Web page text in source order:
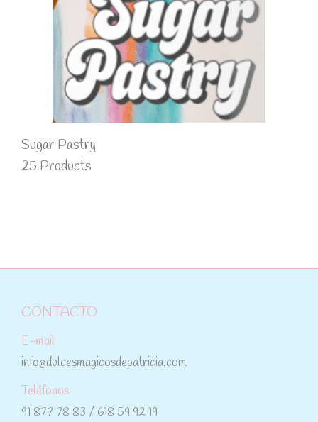
Sugar Pastry
25 Products
CONTACTO
E-mail
info@dulcesmagicosdepatricia.com
Teléfonos
91 877 78 83 / 618 59 92 19